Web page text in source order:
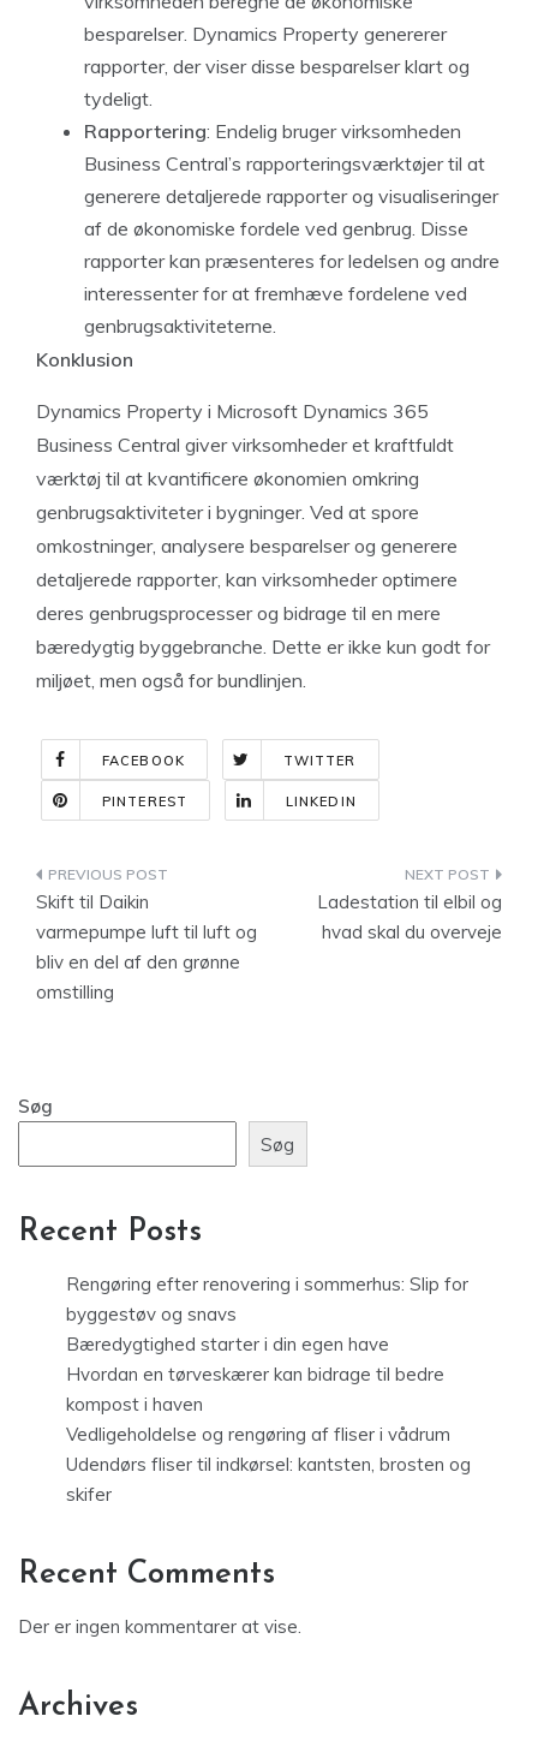
besparelser. Dynamics Property genererer
rapporter, der viser disse besparelser klart og
tydeligt.
Rapportering: Endelig bruger virksomheden
Business Central’s rapporteringsværktøjer til at
generere detaljerede rapporter og visualiseringer
af de økonomiske fordele ved genbrug. Disse
rapporter kan præsenteres for ledelsen og andre
interessenter for at fremhæve fordelene ved
genbrugsaktiviteterne.
Konklusion
Dynamics Property i Microsoft Dynamics 365
Business Central giver virksomheder et kraftfuldt
værktøj til at kvantificere økonomien omkring
genbrugsaktiviteter i bygninger. Ved at spore
omkostninger, analysere besparelser og generere
detaljerede rapporter, kan virksomheder optimere
deres genbrugsprocesser og bidrage til en mere
bæredygtig byggebranche. Dette er ikke kun godt for
miljøet, men også for bundlinjen.
FACEBOOK TWITTER
PINTEREST LINKEDIN
Indlægsnavigation
Skift til Daikin
varmepumpe luft til luft og
bliv en del af den grønne
omstilling
Ladestation til elbil og
hvad skal du overveje
Søg
Søg
Recent Posts
Rengøring efter renovering i sommerhus: Slip for
byggestøv og snavs
Bæredygtighed starter i din egen have
Hvordan en tørveskærer kan bidrage til bedre
kompost i haven
Vedligeholdelse og rengøring af fliser i vådrum
Udendørs fliser til indkørsel: kantsten, brosten og
skifer
Recent Comments
Der er ingen kommentarer at vise.
Archives